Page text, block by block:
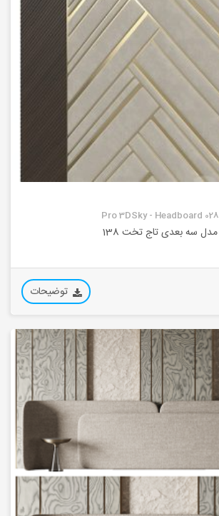
Pro 3DSky - Headboard 028
مدل سه بعدی تاج تخت 138
توضیحات